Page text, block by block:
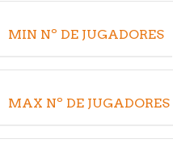
MIN Nº DE JUGADORES
MAX Nº DE JUGADORES